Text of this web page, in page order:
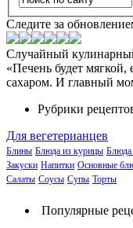
Следите за
Случайный
«Печень будет
сахаром. И главный
Рубрики
Для вегетерианцев
Блины Блюда из курицы Блюда
Закуски Напитки Основные
Салаты Соусы Супы Торты
Популярные